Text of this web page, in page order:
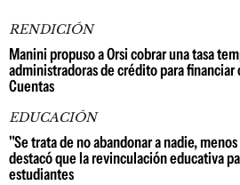
RENDICIÓN
Manini propuso a Orsi cobrar una tasa
administradoras de crédito para financiar
Cuentas
EDUCACIÓN
"Se trata de no abandonar a nadie,
destacó que la revinculación educativa
estudiantes